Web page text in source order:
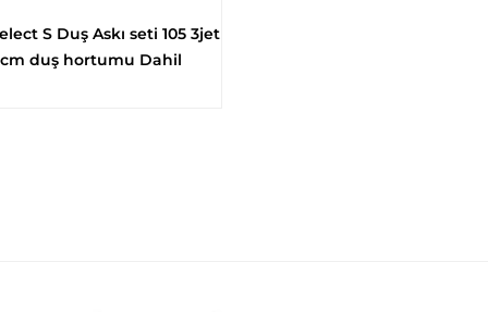
S Duş Askı seti 105 3jet
cm duş hortumu Dahil